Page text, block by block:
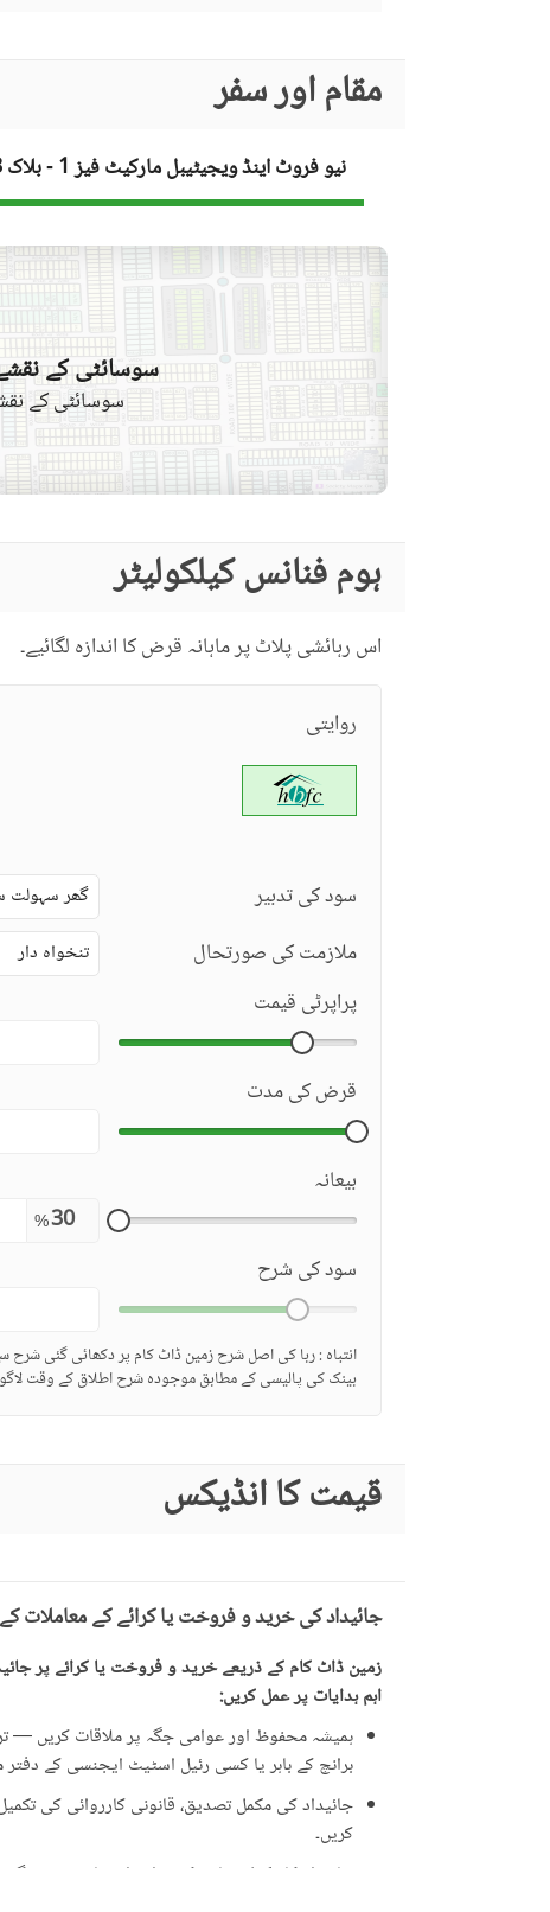
مقام اور سفر
نیو فروٹ اینڈ ویجیٹیبل مارکیٹ فیز 1 - بلاک 3 کا نقشہ
سوسائٹی کے
سوسائٹی کے
ہوم فنانس کیلکولیٹر
اس رہائشی پلاٹ پر ماہانہ قرض کا اندازہ لگائیے۔
روایتی
سود کی تدبیر گھر سہولت
ملازمت کی صورتحال تنخواہ دار
پراپرٹی قیمت
قرض کی مدت
بیعانہ
%
سود کی شرح
انتباہ : ربا کی اصل شرح زمین ڈاٹ کام پر دکھائی گئی
بینک کی پالیسی کے مطابق موجودہ شرح اطلاق کے وقت
قیمت کا انڈیکس
جائیداد کی خرید و فروخت یا کرائے کے معاملات
زمین ڈاٹ کام کے ذریعے خرید و فروخت یا کرائے پر
اہم ہدایات پر عمل کریں:
ہمیشہ محفوظ اور عوامی جگہ پر ملاقات کریں —
برانچ کے باہر یا کسی رئیل اسٹیٹ ایجنسی کے دفتر
جائیداد کی مکمل تصدیق، قانونی کارروائی کی
کریں۔
جائیداد کا مکمل معائنہ کریں اور اشتہار میں دی